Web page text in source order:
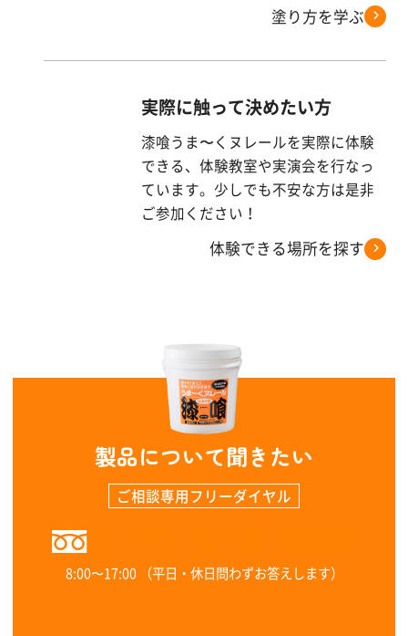
塗り方を学ぶ
実際に触って決めたい方
漆喰うま〜くヌレールを実際に体験
できる、体験教室や実演会を行なっ
ています。少しでも不安な方は是非
ご参加ください！
体験できる場所を探す
製品について聞きたい
ご相談専用フリーダイヤル
0120-323-960
8:00〜17:00 （平日・休日問わずお答えします）